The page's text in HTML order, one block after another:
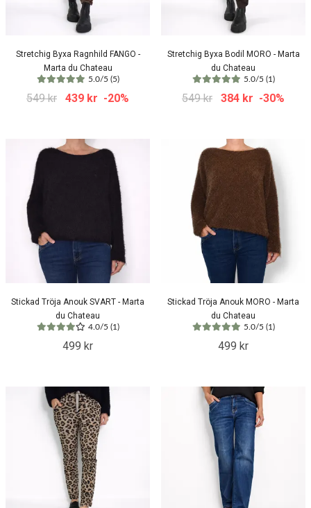
Stretchig Byxa Ragnhild FANGO -
Marta du Chateau
5.0/5 (5)
549 kr 439 kr -20%
Stretchig Byxa Bodil MORO - Marta
du Chateau
5.0/5 (1)
549 kr 384 kr -30%
Stickad Tröja Anouk SVART - Marta
du Chateau
4.0/5 (1)
499 kr
Stickad Tröja Anouk MORO - Marta
du Chateau
5.0/5 (1)
499 kr